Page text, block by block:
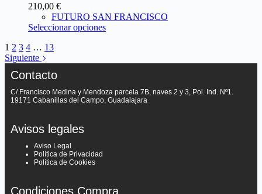
210,00 €
FUTURO SAN FRANCISCO
Seleccionar opciones
1 2 3 4 … 13
Siguiente
Contacto
C/ Francisco Medina y Mendoza parcela 7B, naves 2 y 3, Pol. Ind. Nº1.
19171 Cabanillas del Campo, Guadalajara
Avisos legales
Aviso Legal
Política de Privacidad
Política de Cookies
Condiciones Compra